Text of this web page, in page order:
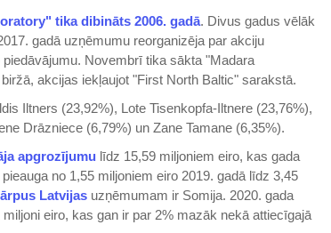
tika dibināts 2006. gadā. Divus gadus vēlāk
gadā uzņēmumu reorganizēja par akciju
Novembrī tika sākta "Madara
akcijas iekļaujot "First North Baltic" sarakstā.
Iltners (23,92%), Lote Tisenkopfa-Iltnere (23,76%),
Drāzniece (6,79%) un Zane Tamane (6,35%).
apgrozījumu līdz 15,59 miljoniem eiro, kas gada
no 1,55 miljoniem eiro 2019. gadā līdz 3,45
Latvijas uzņēmumam ir Somija. 2020. gada
eiro, kas gan ir par 2% mazāk nekā attiecīgajā